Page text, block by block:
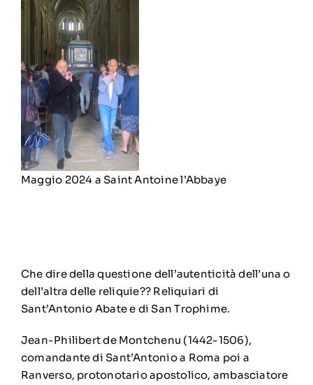
Maggio 2024 a Saint Antoine l’Abbaye
Che dire della questione dell’autenticità dell’una o
dell’altra delle reliquie?? Reliquiari di
Sant’Antonio Abate e di San Trophime.
Jean-Philibert de Montchenu (1442-1506),
comandante di Sant’Antonio a Roma poi a
Ranverso, protonotario apostolico, ambasciatore